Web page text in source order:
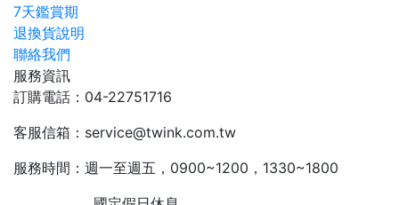
7天鑑賞期
退換貨說明
聯絡我們
服務資訊
訂購電話：04-22751716
客服信箱：service@twink.com.tw
服務時間：週一至週五，0900~1200，1330~1800